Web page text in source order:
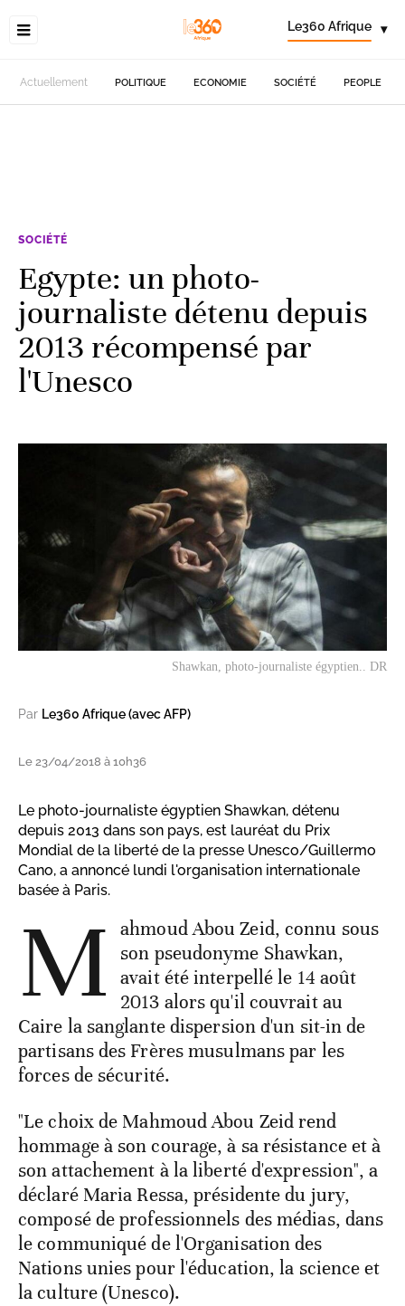
Le360 Afrique ▾
Actuellement POLITIQUE ECONOMIE SOCIÉTÉ PEOPLE
SOCIÉTÉ
Egypte: un photo-
journaliste détenu depuis
2013 récompensé par
l'Unesco
Shawkan, photo-journaliste égyptien.. DR
Par Le360 Afrique (avec AFP)
Le 23/04/2018 à 10h36
Le photo-journaliste égyptien Shawkan, détenu
depuis 2013 dans son pays, est lauréat du Prix
Mondial de la liberté de la presse Unesco/Guillermo
Cano, a annoncé lundi l'organisation internationale
basée à Paris.
M
ahmoud Abou Zeid, connu sous
son pseudonyme Shawkan,
avait été interpellé le 14 août
2013 alors qu'il couvrait au
Caire la sanglante dispersion d'un sit-in de
partisans des Frères musulmans par les
forces de sécurité.
"Le choix de Mahmoud Abou Zeid rend
hommage à son courage, à sa résistance et à
son attachement à la liberté d'expression", a
déclaré Maria Ressa, présidente du jury,
composé de professionnels des médias, dans
le communiqué de l'Organisation des
Nations unies pour l'éducation, la science et
la culture (Unesco).